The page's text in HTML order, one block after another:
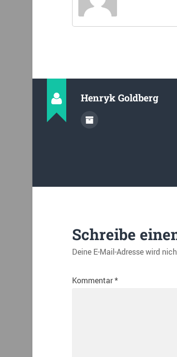
Henryk Goldberg
Schreibe
Deine E-Mail-Adresse wird
Kommentar*